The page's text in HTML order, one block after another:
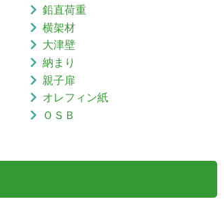
鉛直荷重
横架材
大津壁
納まり
親子扉
オレフィン紙
ＯＳＢ